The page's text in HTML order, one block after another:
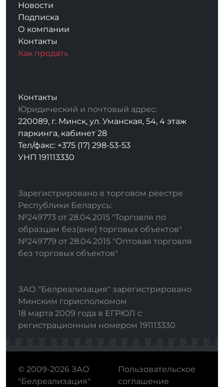
Новости
Подписка
О компании
Контакты
Как продать
Контакты
Юридический и почтовый адрес:
220089, г. Минск, ул. Уманская, 54, 4 этаж
паркинга, кабинет 28
Тел/факс: +375 (17) 298-53-53
УНП 191113330
Зарегистрировано в торговом реестре
Республики Беларусь:
№249773 от 28.04.2015 "Торговля по
образцам без(вне) торговых объектов"
№249779 от 28.04.2015 "Оптовая торговля
без торговых объектов"
ЗАО "Белреализация" зарегистрировано
Минским горисполкомом
18 марта 2009 года в ЕГРЮЛ с
регистрационным номером 191113330
© 2009-2026 ЗАО
"Белреализация"
Пользовательское
соглашение